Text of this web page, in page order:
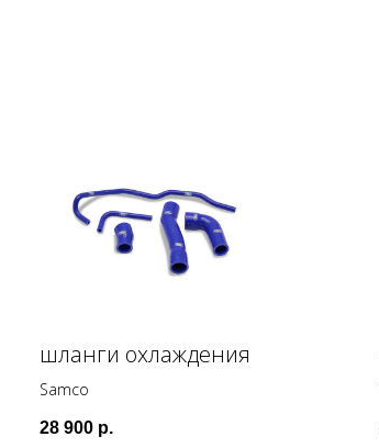
шланги охлаждения
Samco
28 900 р.